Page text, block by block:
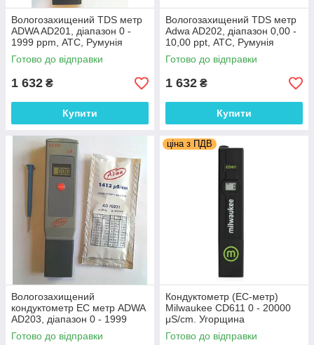
Вологозахищений TDS метр
ADWA AD201, діапазон 0 -
1999 ppm, АТС, Румунія
Готово до відправки
1 632 ₴
Купити
Вологозахищений TDS метр
Adwa AD202, діапазон 0,00 -
10,00 ppt, АТС, Румунія
Готово до відправки
1 632 ₴
Купити
Вологозахищений
кондуктометр EC метр ADWA
AD203, діапазон 0 - 1999
μs/cm, АТС, Румунія
Готово до відправки
ціна з ПДВ
Кондуктометр (EC-метр)
Milwaukee CD611 0 - 20000
μS/cm. Угорщина
Готово до відправки